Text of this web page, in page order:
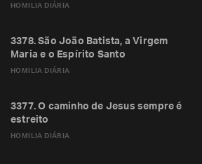
HOMILIA DIÁRIA
HOMILIA DIÁRIA
3378. São João Batista, a Virgem
Maria e o Espírito Santo
HOMILIA DIÁRIA
3377. O caminho de Jesus sempre é
estreito